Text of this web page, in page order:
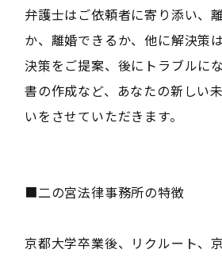
弁護士はご依頼者に寄り添い、
か、離婚できるか、他に解決策
決策をご提案、後にトラブルに
書の作成など、あなたの新しい
いをさせていただきます。
■二の宮法律事務所の特徴
京都大学卒業後、リクルート、